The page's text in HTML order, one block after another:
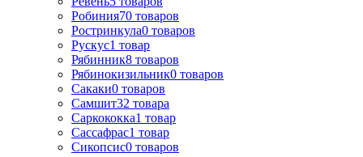
Робиния70 товаров
Ростринкула0 товаров
Рускус1 товар
Рябинник8 товаров
Рябинокизильник0 товаров
Сакаки0 товаров
Самшит32 товара
Саркококка1 товар
Сассафрас1 товар
Сикопсис0 товаров